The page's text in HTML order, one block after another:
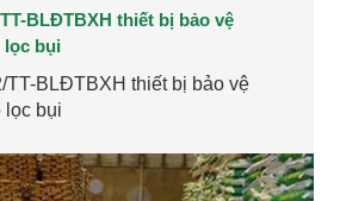
BLĐTBXH thiết bị bảo vệ
bụi
TT-BLĐTBXH thiết bị bảo vệ
lọc bụi